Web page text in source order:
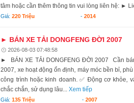
tâm hoặc cần thêm thông tin vui lòng liên hệ: ►
Giá:220 Triệu - 2014
► BÁN XE TẢI DONGFENG ĐỜI 2007
2026-08-03 07:48:58
► BÁN XE TẢI DONGFENG ĐỜI 2007 Cần
2007, xe hoạt động ổn định, máy móc bền bỉ,
công trình hoặc kinh doanh. ✅ Động cơ khỏe,
chắc chắn, sử dụng lâu...Xem tiếp
Giá:135 Triệu -2007